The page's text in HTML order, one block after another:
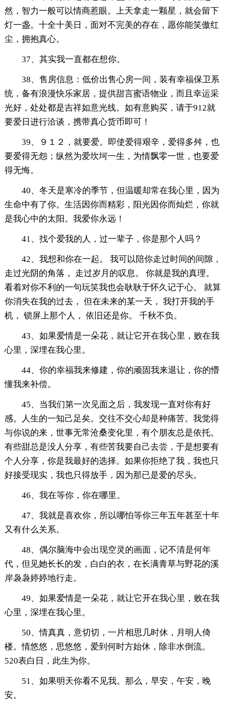
然，智力一般可以情商惹眼。上天拿走一颗星，就会留下
灯一盏。十全十美日，面对不完美的存在，愿你能笑傲红
尘，拥抱真心。
37、其实我一直都在想你。
38、售房信息：低价出售心房一间，装有幸福保卫系
统，备有浪漫快乐家居，提供甜言蜜语物业，而且幸运采
光好，处处都是吉祥如意光线。如有意购买，请于912就
要爱日进行洽谈，携带真心货币即可！
39、９１２，就要爱。即使爱得艰辛，爱得多舛，也
要爱得无怨；纵然为爱坎坷一生，为情飘零一世，也要爱
得无悔。
40、冬天是寒冷的季节，但温暖却常在我心里，因为
生命中有了你。生活因你而精彩，阳光因你而灿烂，你就
是我心中的太阳。我爱你永远！
41、找个爱我的人，过一辈子，你是那个人吗？
42、我想和你在一起。 我可以陪你走过时间的间隙，
走过光阴的角落， 走过岁月的叹息。 你就是我的真理。
看着对你不利的一句玩笑我也会耿耿于怀久记于心。 就算
你消失在我的过去， 但在未来的某一天， 我打开我的手
机， 锁屏上那个人， 依旧还是你。 千秋不负。
43、如果爱情是一朵花，就让它开在我心里，败在我
心里，深埋在我心里。
44、你的幸福我来修建，你的顽固我来退让，你的懵
懂我来补偿。
45、当我们第一次见面之后，我发现一直对你有好
感。人生的一知己足矣。交往不交心却是种痛苦。我觉得
与你说的来，世事无常沧桑变化里，有个朋友总是依托。
有些甜总是没人分享，有些苦我要自己去尝，于是想要有
个人分享，你是我最好的选择。如果你拒绝了我，我也只
好接受现实，我也只得放手，因为那已是爱的尽头。
46、我在等你，你在哪里。
47、我就是喜欢你，所以哪怕等你三年五年甚至十年
又有什么关系。
48、偶尔脑海中会出现空灵的画面，记不清是何年
代，但见她长长的发，白白的衣，在长满青草与野花的溪
岸袅袅婷婷地行走。
49、如果爱情是一朵花，就让它开在我心里，败在我
心里，深埋在我心里。
50、情真真，意切切，一片相思几时休，月明人倚
楼。情悠悠，思悠悠，爱到何时方始休，除非水倒流。
520表白日，此生为你。
51、如果明天你看不见我。那么，早安，午安，晚
安。